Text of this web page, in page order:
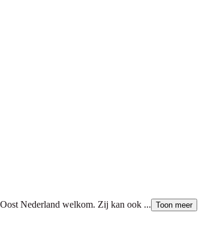
Nederland welkom. Zij kan ook ... Toon meer